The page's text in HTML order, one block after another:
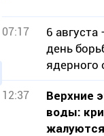
07:17
6
день
ядерного
12:37
Верхние
воды: